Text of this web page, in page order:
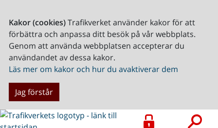
Kakor (cookies)Trafikverket använder kakor för att
förbättra och anpassa ditt besök på vår webbplats.
Genom att använda webbplatsen accepterar du
användandet av dessa kakor.
Läs mer om kakor och hur du avaktiverar dem
Jag förstår